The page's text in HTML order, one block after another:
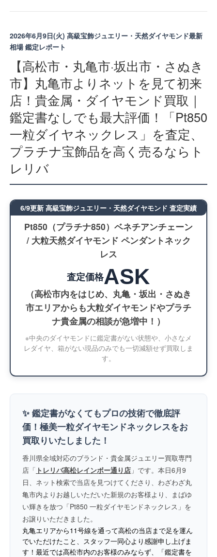
2026年6月9日(火) 高級宝飾ジュエリー・天然ダイヤモンド最新
相場 鑑定レポート
【高松市・丸亀市·坂出市・さぬき
市】丸亀市よりネットを見て初来
店！貴金属・ダイヤモンド買取｜
鑑定書なしでも最大評価！「Pt850
一粒ダイヤネックレス」を査定、
プラチナ宝飾品を高く売るならト
レリバ
6/9更新 高級宝飾ジュエリー・天然ダイヤモンド 査定実績
Pt850（プラチナ850）ベネチアンチェーン
/ 大粒天然ダイヤモンド ペンダントネック
レス
査定価格ASK
（高松市内をはじめ、丸亀・坂出・さぬき
市エリアからも大粒ダイヤモンドやプラチ
ナ貴金属の相談が急増中！）
※中央のダイヤモンドに鑑定書がない状態や、小さなメ
レダイヤ、箱がない現品のみでも一切減額せず買取しま
す。
✨ 鑑定書がなくてもプロの技術で徹底評
価！極美一粒ダイヤモンドネックレスをお
買取りいたしました！
香川県全域対応のブランド・貴金属ジュエリー買取専門
店「 トレリバ高松レインボー通り店 」です。本日6月9
日、ネット検索で当店を見つけてくださり、わざわざ丸
亀市内よりお越しいただいた新規のお客様より、まばゆ
い輝きを放つ「Pt850 一粒ダイヤモンドネックレス」を
お譲りいただきました。
丸亀エリアから11号線を通って高松の当店まで足を運ん
でいただけたこと、スタッフ一同心より感謝申し上げま
す！最近では高松市内のお客様のみならず、「鑑定書を